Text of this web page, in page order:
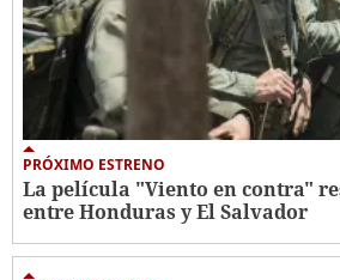
PRÓXIMO ESTRENO
La película "Viento en contra"
entre Honduras y El Salvador